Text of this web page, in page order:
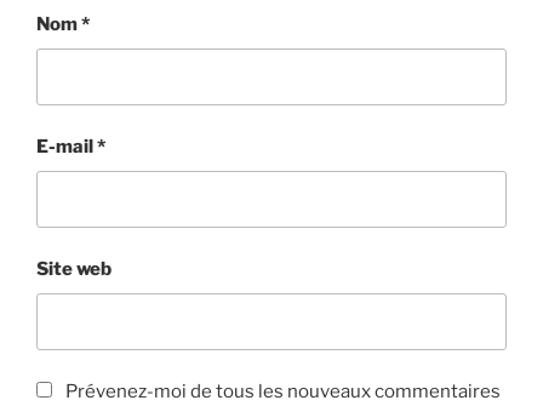
Nom*
E-mail*
Site web
Prévenez-moi de tous les nouveaux commentaires